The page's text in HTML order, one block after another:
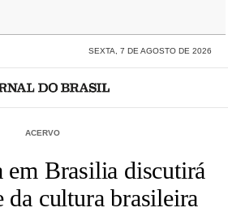
SEXTA, 7 DE AGOSTO DE 2026
ACERVO
em Brasilia discutirá
da cultura brasileira